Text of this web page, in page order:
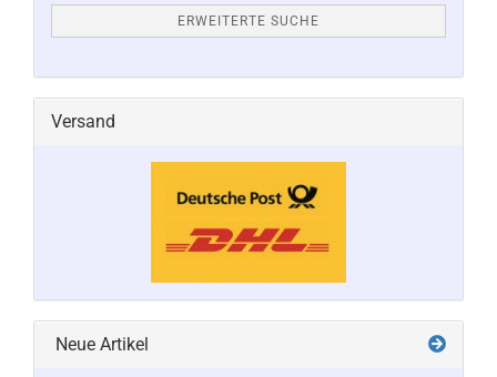
ERWEITERTE SUCHE
Versand
Neue Artikel